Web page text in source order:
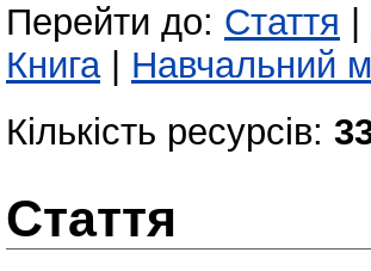
Перейти до: Стаття
Книга| Навчальний
Кількість ресурсів:
Стаття